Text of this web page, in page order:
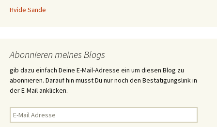
Hvide Sande
Abonnieren meines Blogs
gib dazu einfach Deine E-Mail-Adresse ein um diesen Blog zu
abonnieren. Darauf hin musst Du nur noch den Bestätigungslink in
der E-Mail anklicken.
E-
Mail